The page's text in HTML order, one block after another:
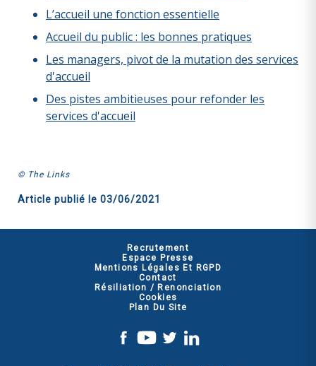
L’accueil une fonction essentielle
Accueil du public : les bonnes pratiques
Les managers, pivot de la mutation des services
d'accueil
Des pistes ambitieuses pour refonder les
services d'accueil
© The Links
Article publié le 03/06/2021
Recrutement
Espace Presse
Mentions Légales Et RGPD
Contact
Résiliation / Renonciation
Cookies
Plan Du Site